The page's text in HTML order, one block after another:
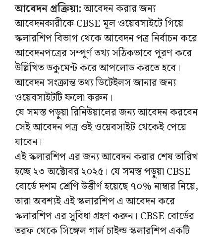
আবেদন প্রক্রিয়া:আবেদন করার জন্য
আবেদনকারীকে CBSE মূল ওয়েবসাইটে গিয়ে
স্কলারশিপ বিভাগ থেকে আবেদন পত্র নির্বাচন করে
আবেদনপত্রের সম্পূর্ণ তথ্য সঠিকভাবে পূরণ করে
উল্লিখিত ডকুমেন্ট করে আপলোড করতে হবে।
আবেদন সংক্রান্ত তথ্য ডিটেইলস জানার জন্য
ওয়েবসাইটটি ফলো করুন।
যে সমস্ত পড়ুয়া রিনিউয়ালের জন্য আবেদন করবেন
সেই আবেদন পত্র ওই ওয়েবসাইট থেকেই পেয়ে
যাবেন।
এই স্কলারশিপ এর জন্য আবেদন করার শেষ তারিখ
হচ্ছে ২৩ অক্টোবর ২০২৫। যে সমস্ত পড়ুয়া CBSE
বোর্ডে দশম শ্রেণি উত্তীর্ণ হয়েছে ৭০% নাম্বার নিয়ে,
তারা অবশ্যই এই স্কলারশিপ এ আবেদন করে
স্কলারশিপ এর সুবিধা গ্রহণ করুন। CBSE বোর্ডের
তরফ থেকে সিঙ্গেল গার্ল চাইল্ড স্কলারশিপ একটি